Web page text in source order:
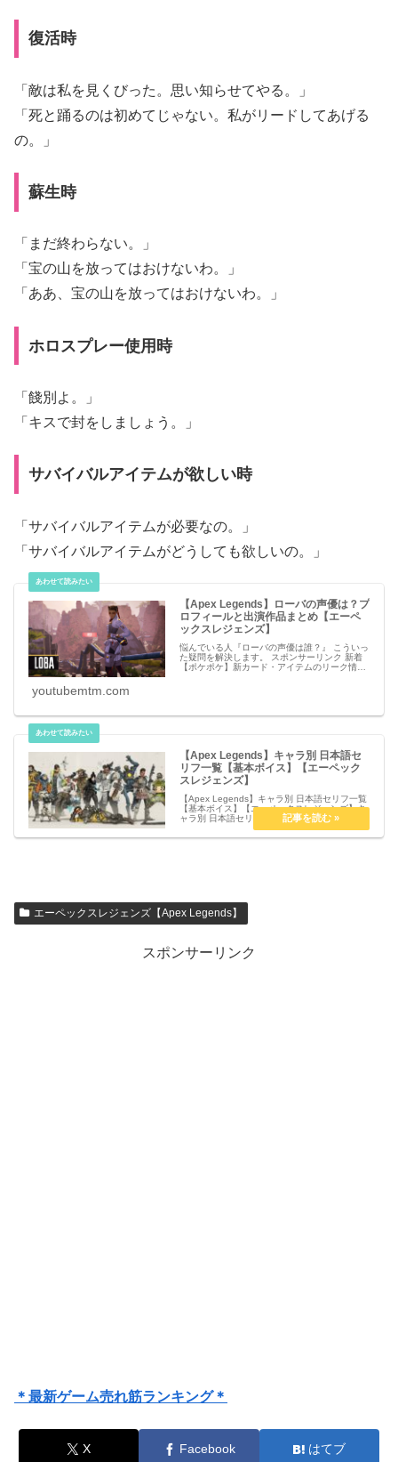
復活時
「敵は私を見くびった。思い知らせてやる。」
「死と踊るのは初めてじゃない。私がリードしてあげる
の。」
蘇生時
「まだ終わらない。」
「宝の山を放ってはおけないわ。」
「ああ、宝の山を放ってはおけないわ。」
ホロスプレー使用時
「餞別よ。」
「キスで封をしましょう。」
サバイバルアイテムが欲しい時
「サバイバルアイテムが必要なの。」
「サバイバルアイテムがどうしても欲しいの。」
【Apex Legends】ローバの声優は？プ
ロフィールと出演作品まとめ【エーペ
ックスレジェンズ】
悩んでいる人『ローバの声優は誰？』 こういっ
た疑問を解決します。 スポンサーリンク 新着
【ポケポケ】新カード・アイテムのリーク情報
youtubemtm.com
【Apex Legends】キャラ別 日本語セ
リフ一覧【基本ボイス】【エーペック
スレジェンズ】
【Apex Legends】キャラ別 日本語セリフ一覧
【基本ボイス】【エーペックスレジェンズ】キ
ャラ別 日本語セリフ一覧【基本ボイス】 ブラ
ッドハウンド ジブラルタル ライフライン パス
ファインダー レイス バンガロール コースティ
エーペックスレジェンズ【Apex Legends】
スポンサーリンク
＊最新ゲーム売れ筋ランキング＊
X Facebook はてブ